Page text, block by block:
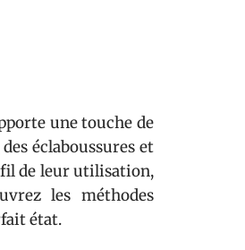
une touche de
éclaboussures et
fil de leur utilisation,
les méthodes
état.